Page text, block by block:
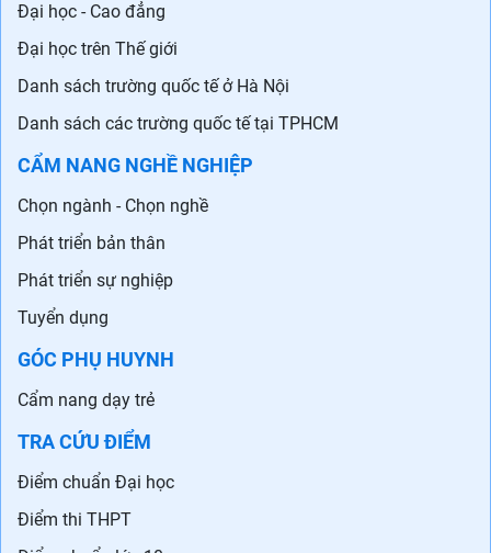
Đại học - Cao đẳng
Đại học trên Thế giới
Danh sách trường quốc tế ở Hà Nội
Danh sách các trường quốc tế tại TPHCM
CẨM NANG NGHỀ NGHIỆP
Chọn ngành - Chọn nghề
Phát triển bản thân
Phát triển sự nghiệp
Tuyển dụng
GÓC PHỤ HUYNH
Cẩm nang dạy trẻ
TRA CỨU ĐIỂM
Điểm chuẩn Đại học
Điểm thi THPT